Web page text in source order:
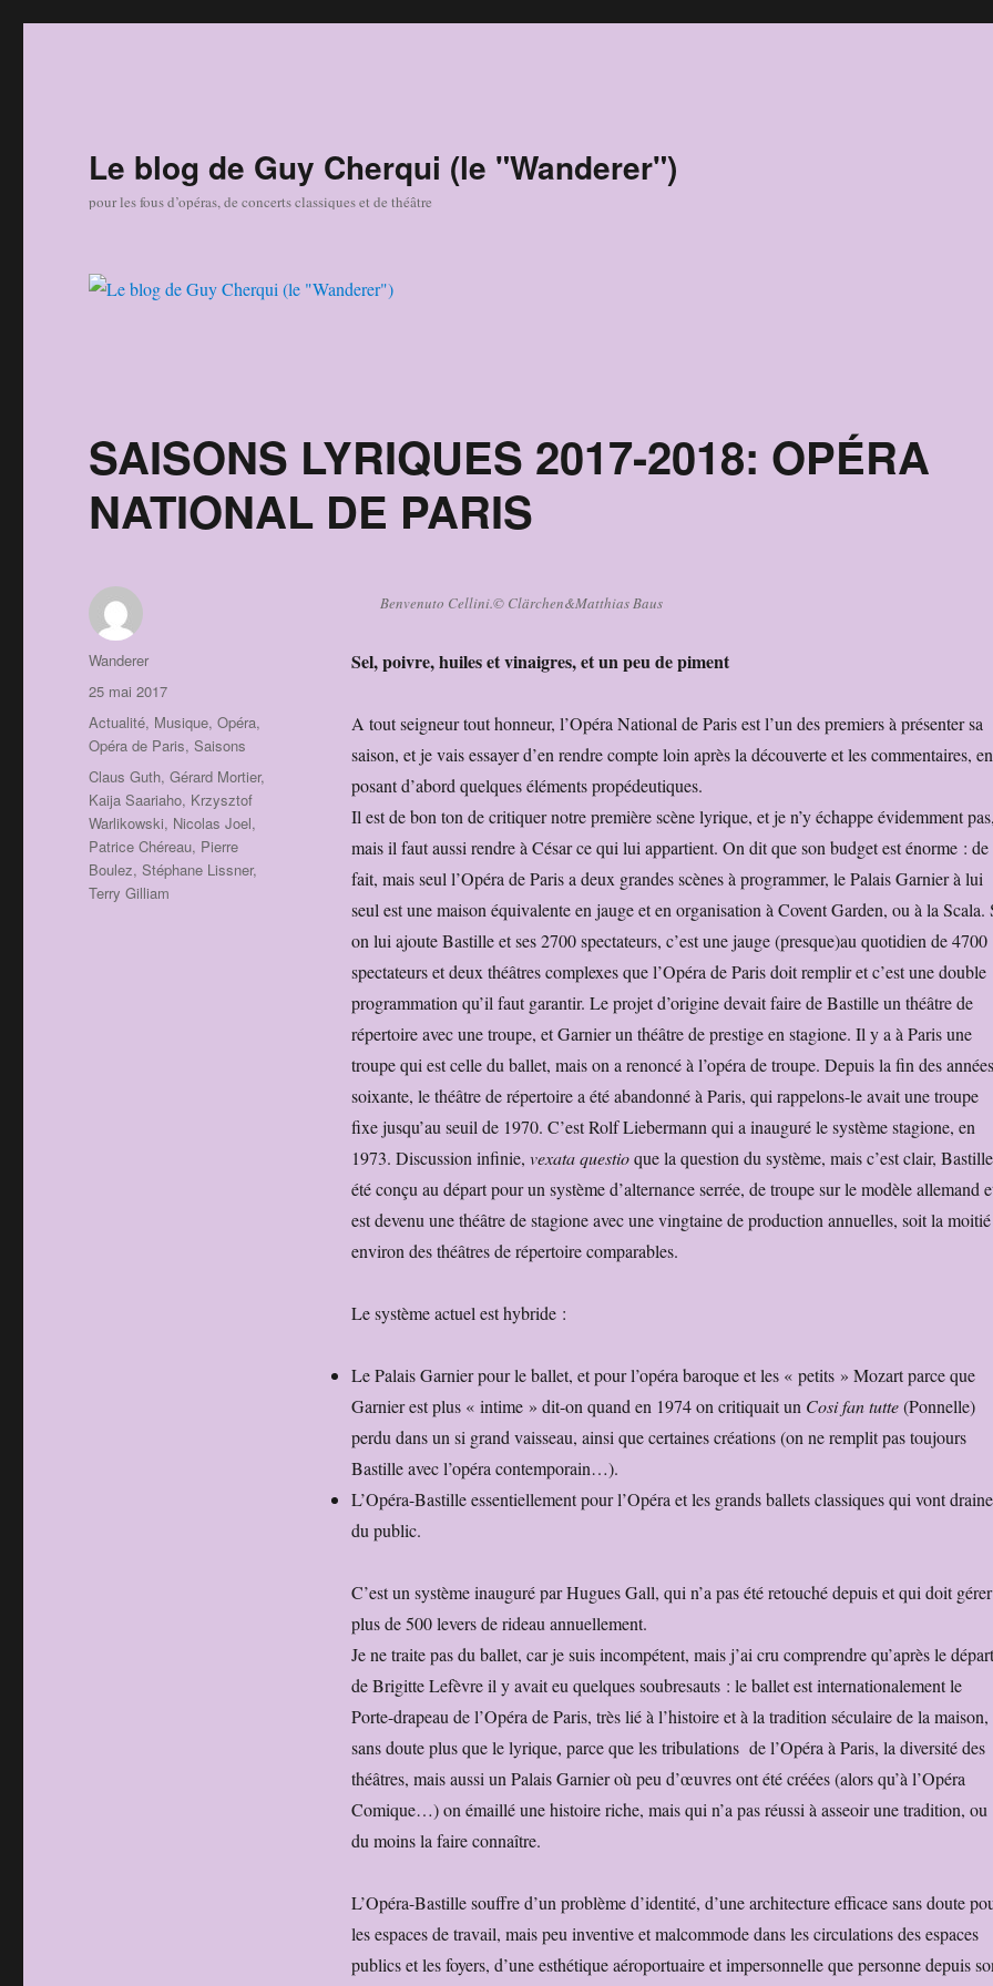
Le blog de Guy Cherqui (le "Wanderer")
pour les fous d’opéras, de concerts classiques et de théâtre
SAISONS LYRIQUES 2017-2018: OPÉRA
NATIONAL DE PARIS
Benvenuto Cellini.© Clärchen&Matthias Baus
Sel, poivre, huiles et vinaigres, et un peu de piment
A tout seigneur tout honneur, l’Opéra National de Paris est l’un des premiers à présenter sa
saison, et je vais essayer d’en rendre compte loin après la découverte et les commentaires, en
posant d’abord quelques éléments propédeutiques.
Il est de bon ton de critiquer notre première scène lyrique, et je n’y échappe évidemment
mais il faut aussi rendre à César ce qui lui appartient. On dit que son budget est énorme : de
fait, mais seul l’Opéra de Paris a deux grandes scènes à programmer, le Palais Garnier à lui
seul est une maison équivalente en jauge et en organisation à Covent Garden, ou à la Scala.
on lui ajoute Bastille et ses 2700 spectateurs, c’est une jauge (presque)au quotidien de 4700
spectateurs et deux théâtres complexes que l’Opéra de Paris doit remplir et c’est une double
programmation qu’il faut garantir. Le projet d’origine devait faire de Bastille un théâtre de
répertoire avec une troupe, et Garnier un théâtre de prestige en stagione. Il y a à Paris une
troupe qui est celle du ballet, mais on a renoncé à l’opéra de troupe. Depuis la fin des années
soixante, le théâtre de répertoire a été abandonné à Paris, qui rappelons-le avait une troupe
fixe jusqu’au seuil de 1970. C’est Rolf Liebermann qui a inauguré le système stagione, en
1973. Discussion infinie, vexata questioque la question du système, mais c’est clair,
été conçu au départ pour un système d’alternance serrée, de troupe sur le modèle allemand
est devenu une théâtre de stagione avec une vingtaine de production annuelles, soit la moitié
environ des théâtres de répertoire comparables.
Le système actuel est hybride :
Le Palais Garnier pour le ballet, et pour l’opéra baroque et les « petits » Mozart parce que
Garnier est plus « intime » dit-on quand en 1974 on critiquait un Cosi fan tutte(Ponnelle)
perdu dans un si grand vaisseau, ainsi que certaines créations (on ne remplit pas toujours
Bastille avec l’opéra contemporain…).
L’Opéra-Bastille essentiellement pour l’Opéra et les grands ballets classiques qui vont
du public.
C’est un système inauguré par Hugues Gall, qui n’a pas été retouché depuis et qui doit gérer
plus de 500 levers de rideau annuellement.
Je ne traite pas du ballet, car je suis incompétent, mais j’ai cru comprendre qu’après le départ
de Brigitte Lefèvre il y avait eu quelques soubresauts : le ballet est internationalement le
Porte-drapeau de l’Opéra de Paris, très lié à l’histoire et à la tradition séculaire de la maison,
sans doute plus que le lyrique, parce que les tribulations de l’Opéra à Paris, la diversité des
théâtres, mais aussi un Palais Garnier où peu d’œuvres ont été créées (alors qu’à l’Opéra
Comique…) on émaillé une histoire riche, mais qui n’a pas réussi à asseoir une tradition, ou
du moins la faire connaître.
L’Opéra-Bastille souffre d’un problème d’identité, d’une architecture efficace sans doute
les espaces de travail, mais peu inventive et malcommode dans les circulations des espaces
publics et les foyers, d’une esthétique aéroportuaire et impersonnelle que personne depuis
Auteur
Wanderer
Publié
le
25 mai 2017
Catégories
Actualité, Musique,Opéra,
Opéra de Paris,Saisons
Étiquettes
Claus Guth,Gérard Mortier,
Kaija Saariaho, Krzysztof
Warlikowski, Nicolas Joel,
Patrice Chéreau, Pierre
Boulez,Stéphane Lissner,
Terry Gilliam